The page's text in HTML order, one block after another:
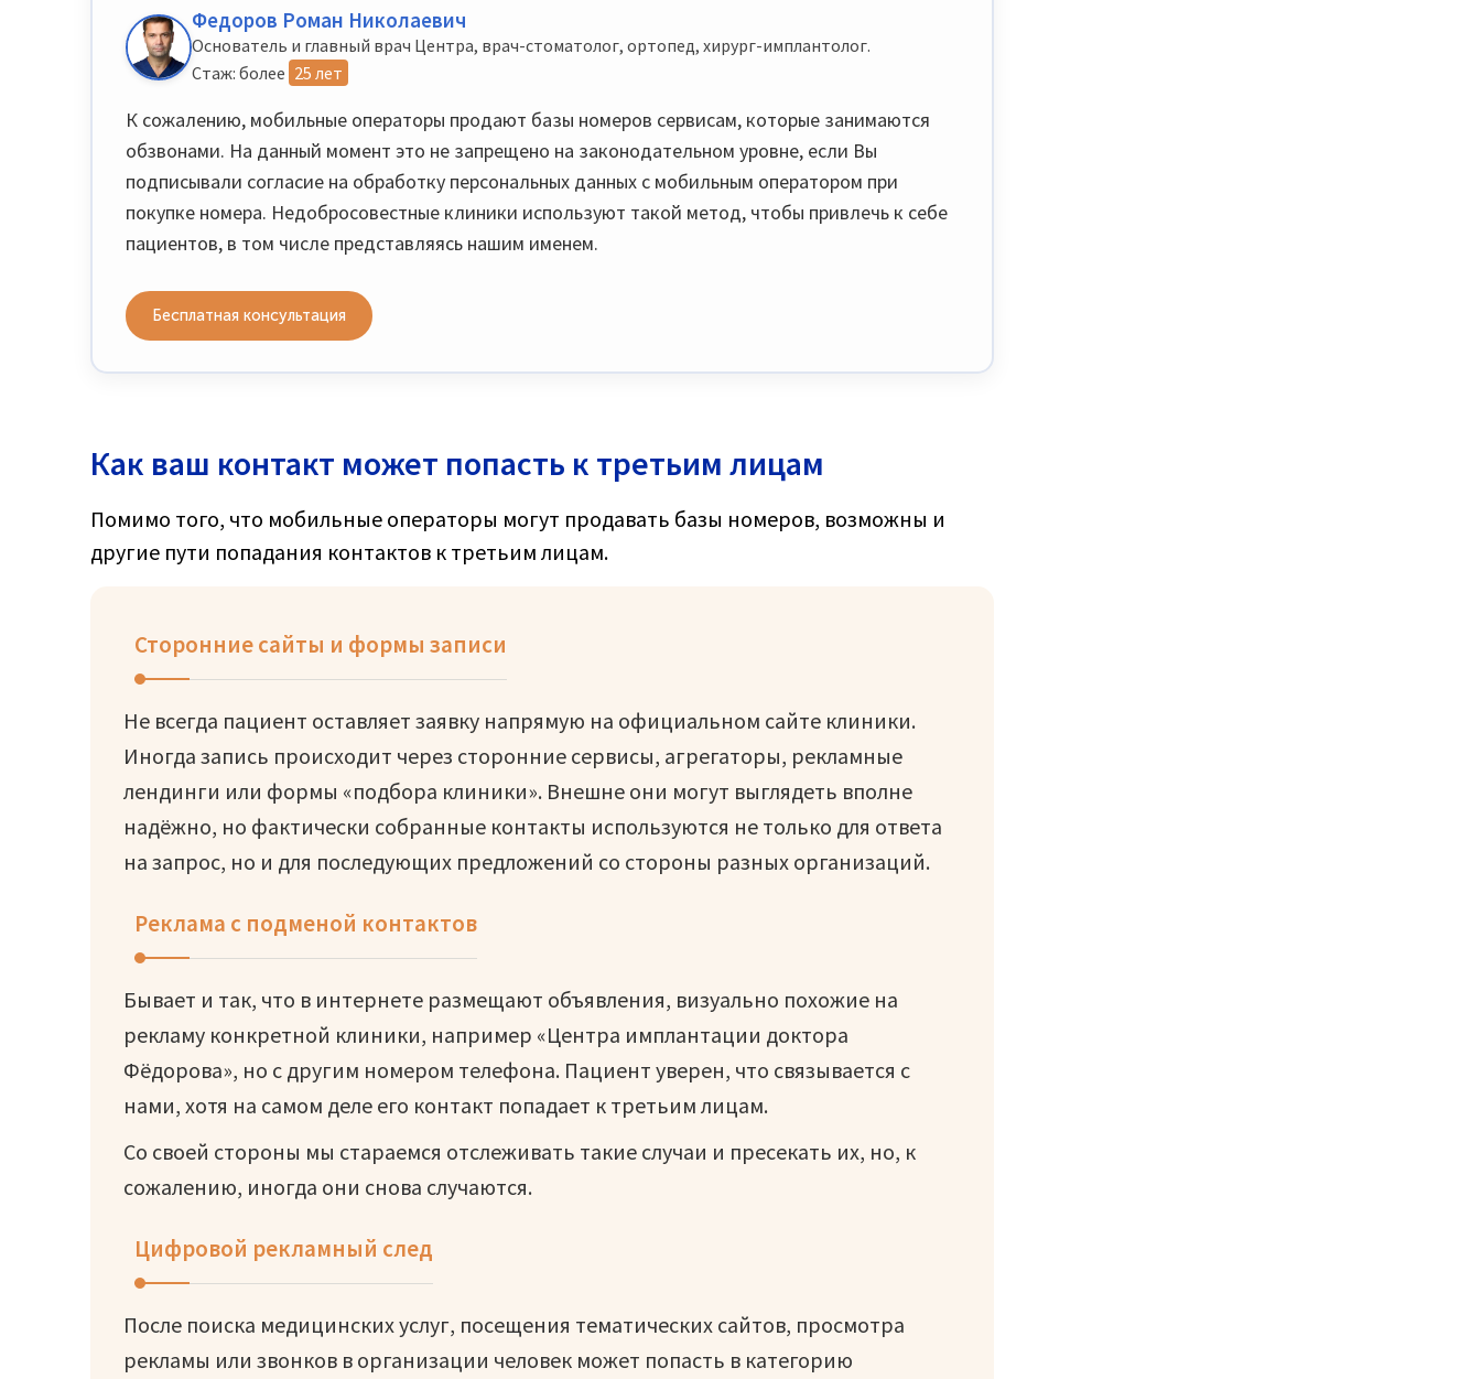
Федоров Роман Николаевич
Основатель и главный врач Центра, врач-стоматолог, ортопед, хирург-имплантолог.
Стаж: более 25 лет
К сожалению, мобильные операторы продают базы номеров сервисам, которые занимаются
обзвонами. На данный момент это не запрещено на законодательном уровне, если Вы
подписывали согласие на обработку персональных данных с мобильным оператором при
покупке номера. Недобросовестные клиники используют такой метод, чтобы привлечь к себе
пациентов, в том числе представляясь нашим именем.
Бесплатная консультация
Как ваш контакт может попасть к третьим лицам
Помимо того, что мобильные операторы могут продавать базы номеров, возможны и
другие пути попадания контактов к третьим лицам.
Сторонние сайты и формы записи
Не всегда пациент оставляет заявку напрямую на официальном сайте клиники.
Иногда запись происходит через сторонние сервисы, агрегаторы, рекламные
лендинги или формы «подбора клиники». Внешне они могут выглядеть вполне
надёжно, но фактически собранные контакты используются не только для ответа
на запрос, но и для последующих предложений со стороны разных организаций.
Реклама с подменой контактов
Бывает и так, что в интернете размещают объявления, визуально похожие на
рекламу конкретной клиники, например «Центра имплантации доктора
Фёдорова», но с другим номером телефона. Пациент уверен, что связывается с
нами, хотя на самом деле его контакт попадает к третьим лицам.
Со своей стороны мы стараемся отслеживать такие случаи и пресекать их, но, к
сожалению, иногда они снова случаются.
Цифровой рекламный след
После поиска медицинских услуг, посещения тематических сайтов, просмотра
рекламы или звонков в организации человек может попасть в категорию